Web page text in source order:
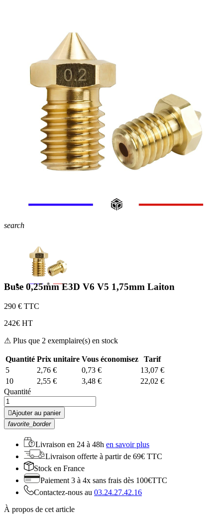
search
Buse 0,25mm E3D V6 V5 1,75mm Laiton
290 € TTC
242€ HT
⚠ Plus que 2 exemplaire(s) en stock
Quantité Prix unitaire Vous économisez
Tarif
5
2,76 € 0,73 €
13,07 €
10
2,55 € 3,48 €
22,02 €
Quantité
Ajouter au panier
favorite_border
Livraison en 24 à 48h en savoir plus
Livraison offerte à partir de 69€ TTC
Stock en France
Paiement 3 à 4x sans frais dès 100€TTC
Contactez-nous au 03.24.27.42.16
À propos de cet article